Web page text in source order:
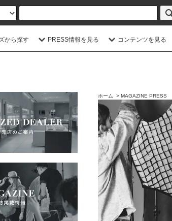
から探す PRESS情報を見る コンテンツを見る
ホーム > MAGAZINE PRESS